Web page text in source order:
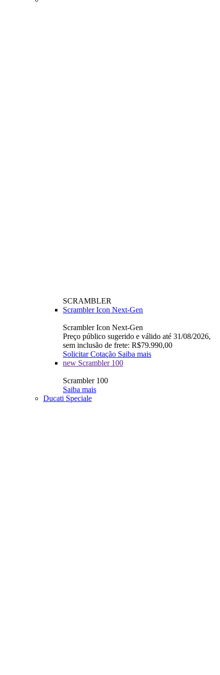
SCRAMBLER
Scrambler Icon Next-Gen
Scrambler Icon Next-Gen
Preço público sugerido e válido até 31/08/2026,
sem inclusão de frete: R$79.990,00
Solicitar Cotação Saiba mais
new Scrambler 100
Scrambler 100
Saiba mais
Ducati Speciale